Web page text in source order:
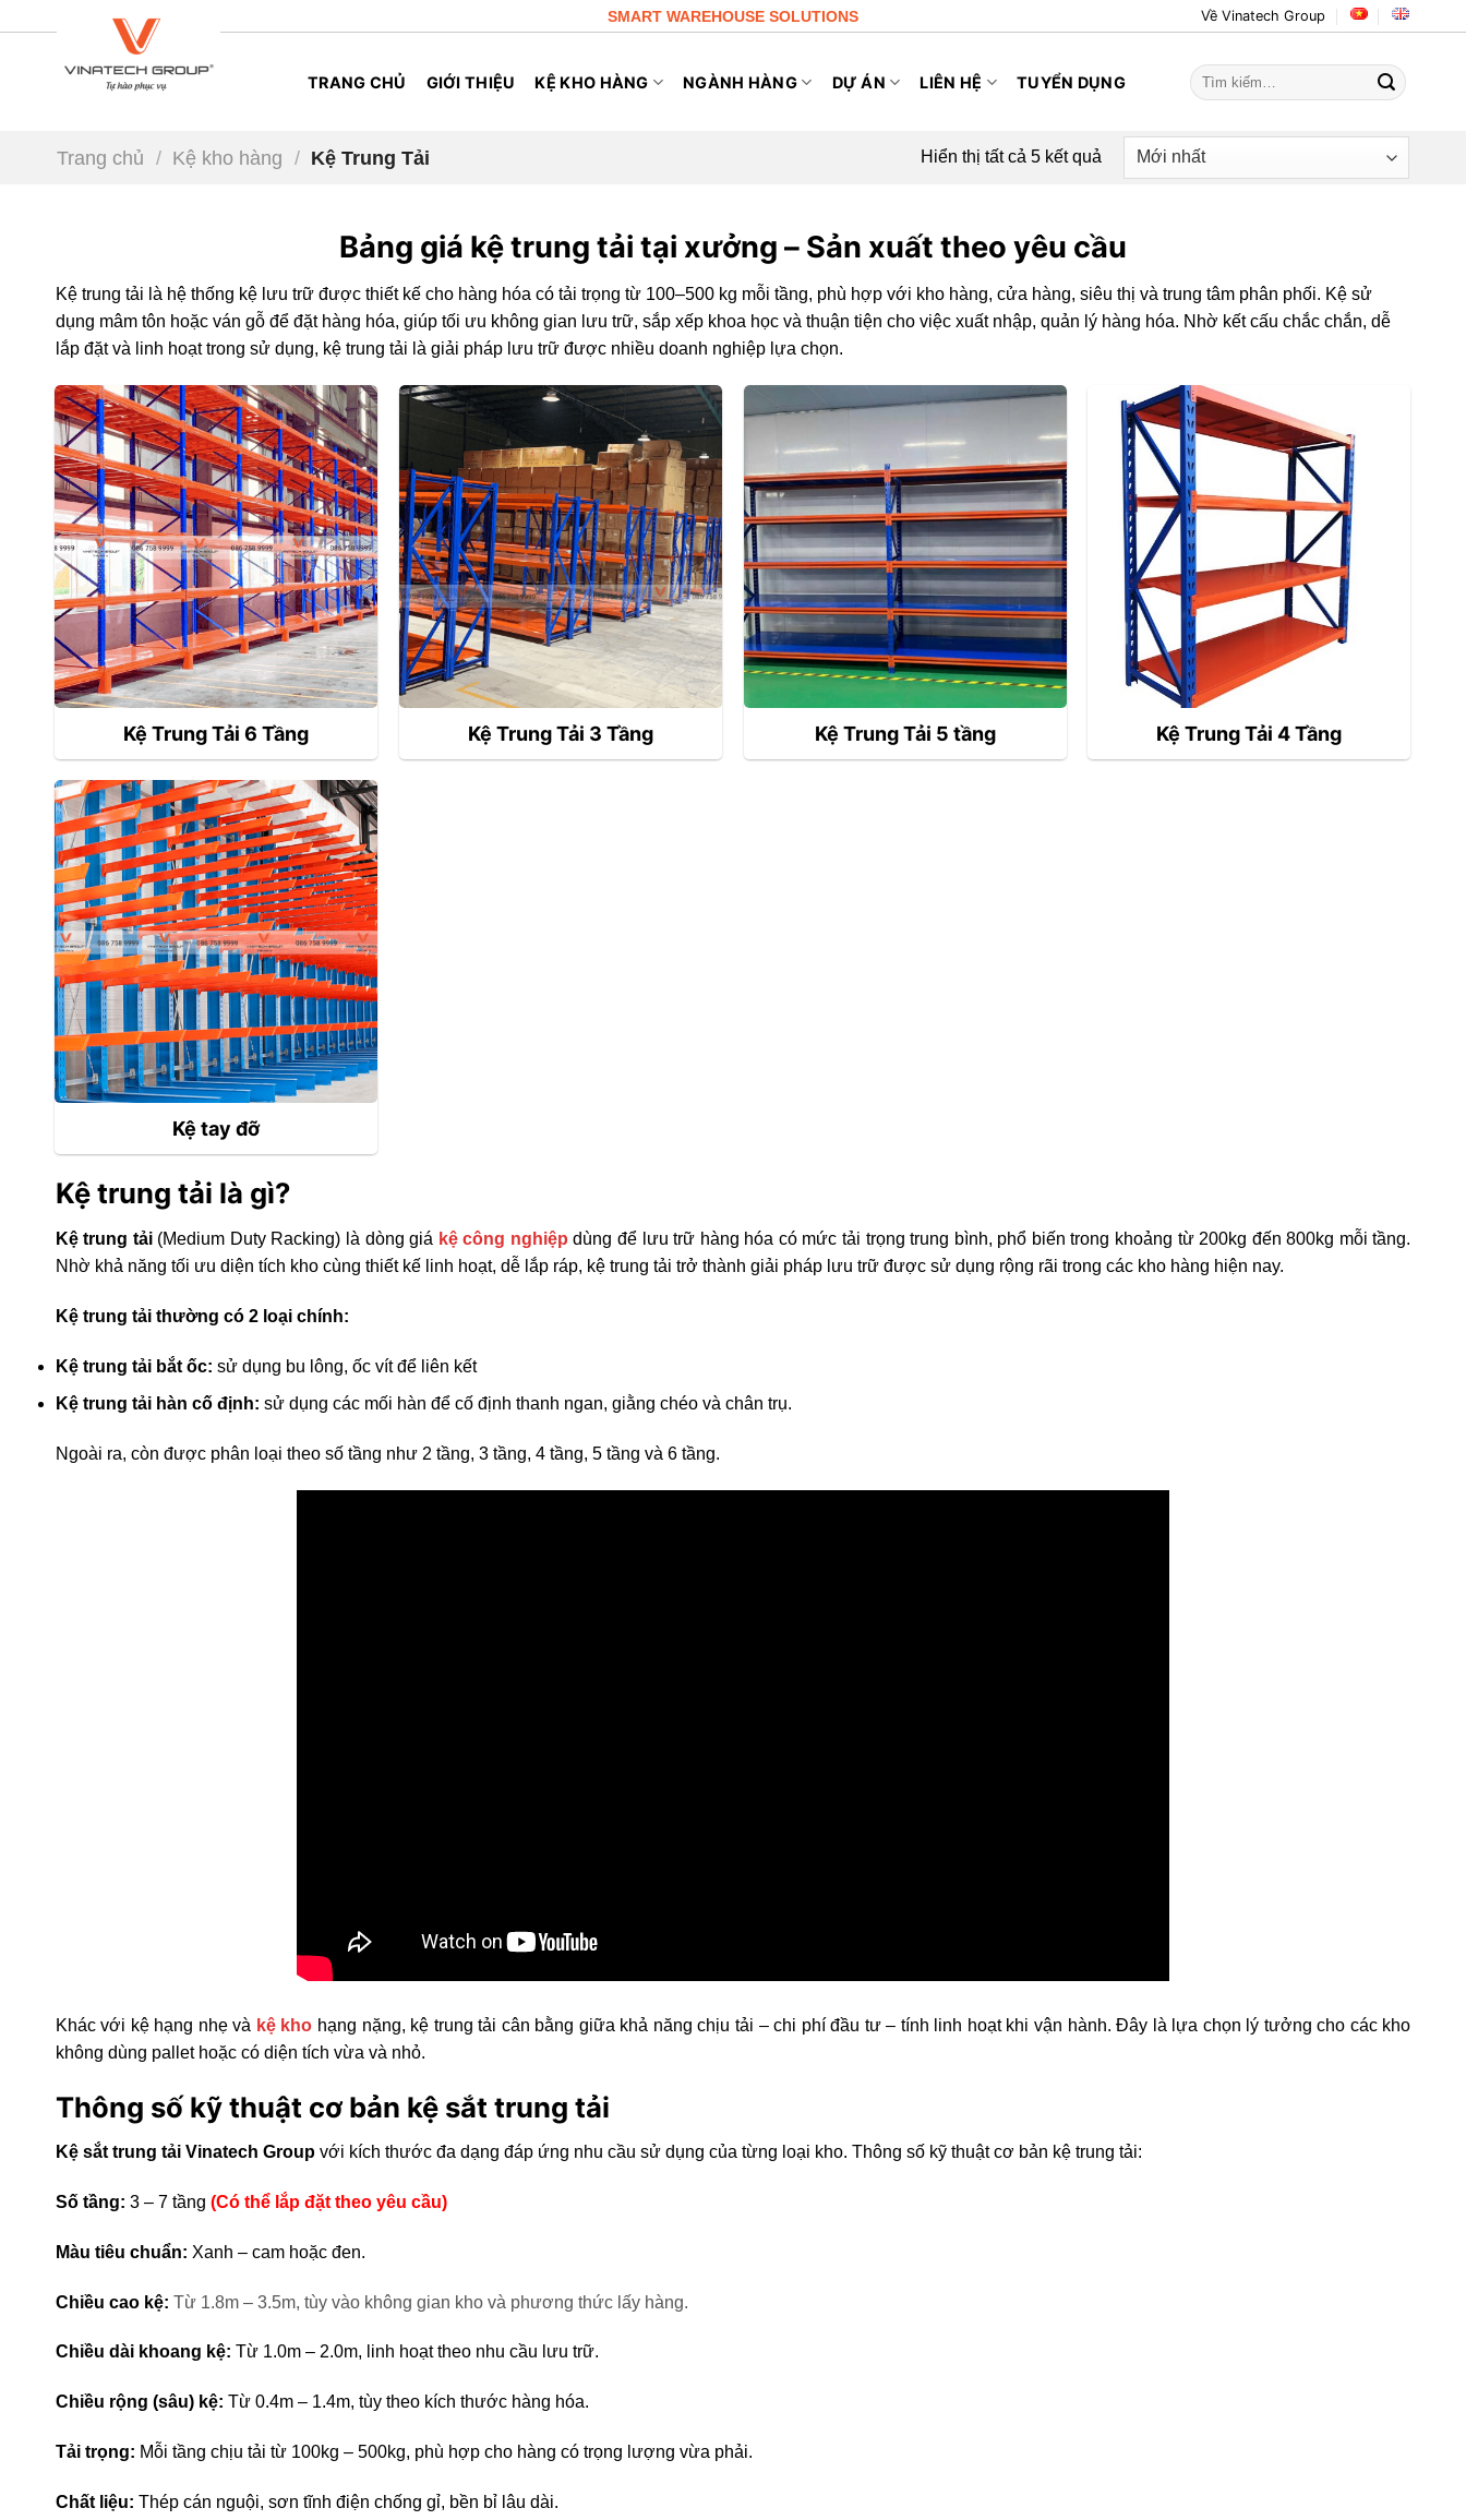
SMART WAREHOUSE SOLUTIONS Về Vinatech Group
TRANG CHỦ GIỚI THIỆU KỆ KHO HÀNG NGÀNH HÀNG DỰ ÁN LIÊN HỆ TUYỂN DỤNG
Tìm
kiếm:
Trang chủ / Kệ kho hàng / Kệ Trung Tải Hiển thị tất cả 5 kết quả
Bảng giá kệ trung tải tại xưởng – Sản xuất theo yêu cầu
Kệ trung tải là hệ thống kệ lưu trữ được thiết kế cho hàng hóa có tải trọng từ 100–500 kg mỗi tầng, phù hợp với kho hàng, cửa hàng, siêu thị và trung tâm phân phối. Kệ sử
dụng mâm tôn hoặc ván gỗ để đặt hàng hóa, giúp tối ưu không gian lưu trữ, sắp xếp khoa học và thuận tiện cho việc xuất nhập, quản lý hàng hóa. Nhờ kết cấu chắc chắn, dễ
lắp đặt và linh hoạt trong sử dụng, kệ trung tải là giải pháp lưu trữ được nhiều doanh nghiệp lựa chọn.
Kệ Trung Tải 6 Tầng Kệ Trung Tải 3 Tầng Kệ Trung Tải 5 tầng Kệ Trung Tải 4 Tầng
Kệ tay đỡ
Kệ trung tải là gì?
Kệ trung tải(Medium Duty Racking) là dòng giá kệ công nghiệp dùng để lưu trữ hàng hóa có mức tải trọng trung bình, phổ biến trong khoảng từ 200kg đến 800kg mỗi tầng.
Nhờ khả năng tối ưu diện tích kho cùng thiết kế linh hoạt, dễ lắp ráp, kệ trung tải trở thành giải pháp lưu trữ được sử dụng rộng rãi trong các kho hàng hiện nay.
Kệ trung tải thường có 2 loại chính:
Kệ trung tải bắt ốc: sử dụng bu lông, ốc vít để liên kết
Kệ trung tải hàn cố định: sử dụng các mối hàn để cố định thanh ngan, giằng chéo và chân trụ.
Ngoài ra, còn được phân loại theo số tầng như 2 tầng, 3 tầng, 4 tầng, 5 tầng và 6 tầng.
Khác với kệ hạng nhẹ và kệ kho hạng nặng, kệ trung tải cân bằng giữa khả năng chịu tải – chi phí đầu tư – tính linh hoạt khi vận hành. Đây là lựa chọn lý tưởng cho các kho
không dùng pallet hoặc có diện tích vừa và nhỏ.
Thông số kỹ thuật cơ bản kệ sắt trung tải
Kệ sắt trung tải Vinatech Groupvới kích thước đa dạng đáp ứng nhu cầu sử dụng của từng loại kho. Thông số kỹ thuật cơ bản kệ trung tải:
Số tầng: 3 – 7 tầng (Có thể lắp đặt theo yêu cầu)
Màu tiêu chuẩn: Xanh – cam hoặc đen.
Chiều cao kệ: Từ 1.8m – 3.5m, tùy vào không gian kho và phương thức lấy hàng.
Chiều dài khoang kệ: Từ 1.0m – 2.0m, linh hoạt theo nhu cầu lưu trữ.
Chiều rộng (sâu) kệ: Từ 0.4m – 1.4m, tùy theo kích thước hàng hóa.
Tải trọng: Mỗi tầng chịu tải từ 100kg – 500kg, phù hợp cho hàng có trọng lượng vừa phải.
Chất liệu: Thép cán nguội, sơn tĩnh điện chống gỉ, bền bỉ lâu dài.